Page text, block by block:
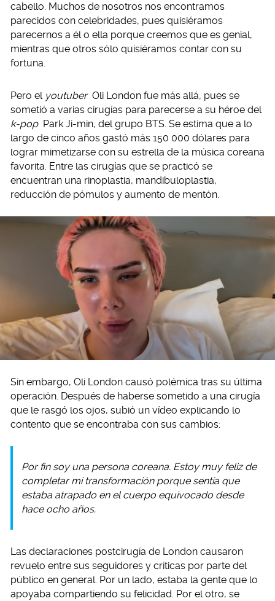
cabello. Muchos de nosotros nos encontramos
parecidos con celebridades, pues quisiéramos
parecernos a él o ella porque creemos que es genial,
mientras que otros sólo quisiéramos contar con su
fortuna.
Pero el youtuber Oli London fue más allá, pues se
sometió a varias cirugías para parecerse a su héroe del
k-pop Park Ji-min, del grupo BTS. Se estima que a lo
largo de cinco años gastó más 150 000 dólares para
lograr mimetizarse con su estrella de la música coreana
favorita. Entre las cirugías que se practicó se
encuentran una rinoplastia, mandibuloplastia,
reducción de pómulos y aumento de mentón.
Sin embargo, Oli London causó polémica tras su última
operación. Después de haberse sometido a una cirugía
que le rasgó los ojos, subió un vídeo explicando lo
contento que se encontraba con sus cambios:
Por fin soy una persona coreana. Estoy muy feliz de
completar mi transformación porque sentía que
estaba atrapado en el cuerpo equivocado desde
hace ocho años.
Las declaraciones postcirugía de London causaron
revuelo entre sus seguidores y críticas por parte del
público en general. Por un lado, estaba la gente que lo
apoyaba compartiendo su felicidad. Por el otro, se